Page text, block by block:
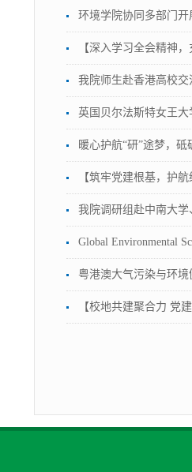
环境学院协同多部门
【深入学习全会精神
我院师生赴香港高校交
英国贝尔法斯特女王
暖心护航“研”途梦，
【筑牢党建根基，护
我院调研组赴中南大
Global Environmental
粤港澳大气污染与环
【校地共建聚合力 党